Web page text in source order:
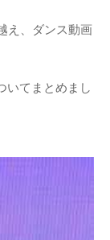
え、ダンス動画
いてまとめまし